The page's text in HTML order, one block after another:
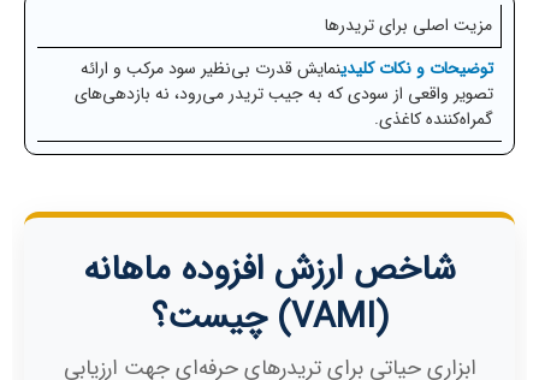
مزیت اصلی برای تریدرها
نمایش قدرت بی‌نظیر سود مرکب و ارائه
تصویر واقعی از سودی که به جیب تریدر می‌رود، نه بازدهی‌های
گمراه‌کننده کاغذی.
شاخص ارزش افزوده ماهانه
(VAMI) چیست؟
ابزاری حیاتی برای تریدرهای حرفه‌ای جهت ارزیابی